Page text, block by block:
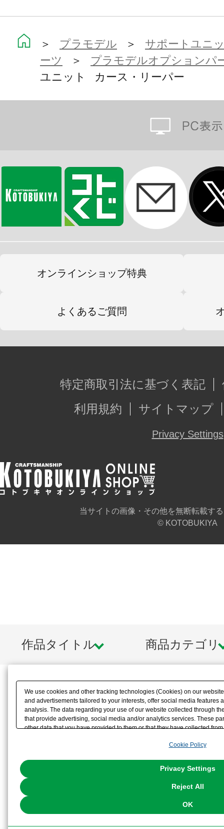
＞ プラモデル ＞ サポートユニ
ーツ
＞ プラモデルオプションパ
ユニット カース・リーパー
オンラインショップ特典
よくあるご質問
特定商取引法に基づく表記
利用規約
サイトマップ
Privacy Settings
当サイトの画像・その他を無断転載す
© KOTOBUKIYA
作品タイトル 商品カテゴリ
We use cookies and other tracking technologies (Cookies) on our
and advertisements tailored to your interests, offer social media features
analysis. The data regarding your use of our website collected through
that provide advertising, social media and/or analytics services. These
other data that you have provided to them or that they have collected
the use of all Cookies except for Strictly Necessary Cookies, please
You can change your consent or rejection settings at any time via
Cookie Policy
Privacy Settings
Reject All
OK